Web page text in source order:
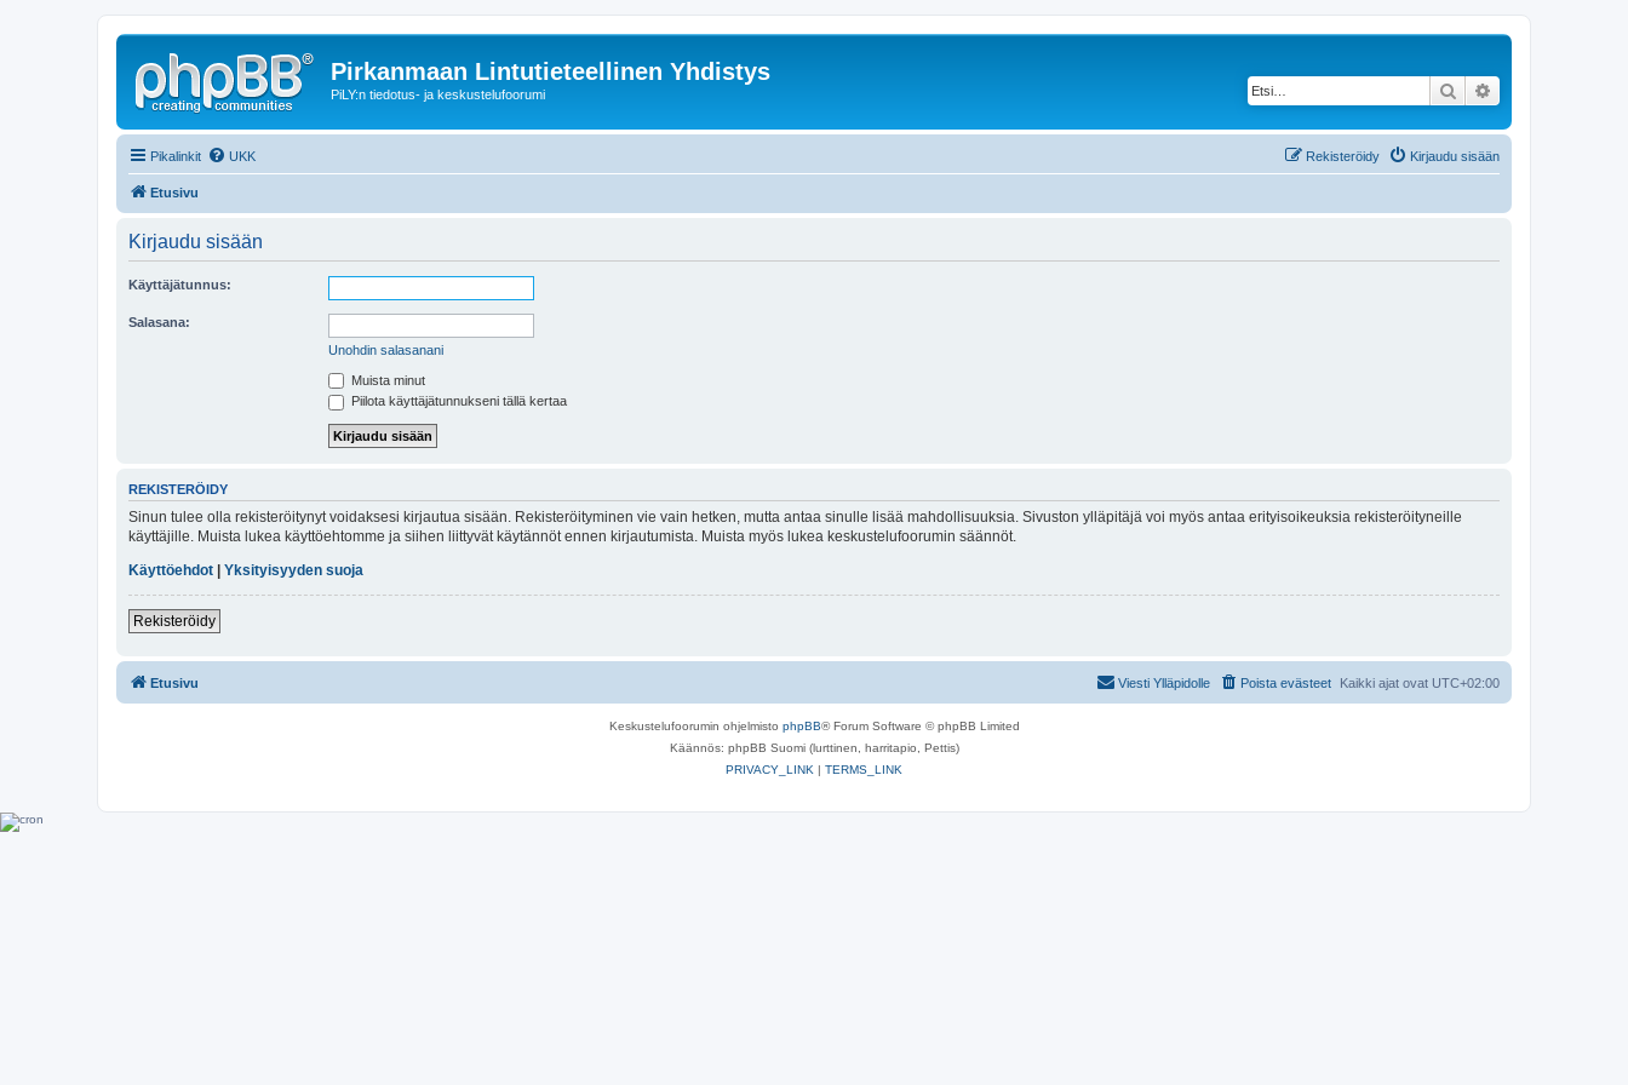
Pirkanmaan Lintutieteellinen Yhdistys
PiLY:n tiedotus- ja keskustelufoorumi Etsi
Pikalinkit UKK Kirjaudu sisään
Rekisteröidy
Etusivu
Kirjaudu sisään
Käyttäjätunnus:
Salasana:
Unohdin salasanani
Muista minut
Piilota käyttäjätunnukseni tällä kertaa
REKISTERÖIDY
Sinun tulee olla rekisteröitynyt voidaksesi kirjautua sisään. Rekisteröityminen vie vain hetken, mutta antaa sinulle lisää mahdollisuuksia. Sivuston ylläpitäjä voi myös antaa erityisoikeuksia rekisteröityneille
käyttäjille. Muista lukea käyttöehtomme ja siihen liittyvät käytännöt ennen kirjautumista. Muista myös lukea keskustelufoorumin säännöt.
Käyttöehdot
Yksityisyyden suoja
Rekisteröidy
Etusivu Kaikki ajat ovat UTC+02:00
Poista evästeet
Viesti Ylläpidolle
Keskustelufoorumin ohjelmisto phpBB® Forum Software © phpBB Limited
Käännös: phpBB Suomi (lurttinen, harritapio, Pettis)
PRIVACY_LINK | TERMS_LINK